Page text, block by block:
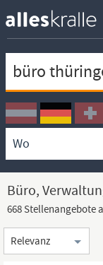
Ortssuche
Umkreissuche
Arbeitsform
Büro,
668 Stellenangebote
Sortierung